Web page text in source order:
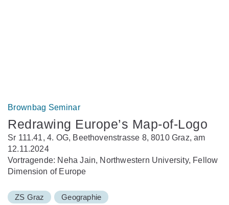
Brownbag Seminar
Redrawing Europe’s Map-of-Logo
Sr 111.41, 4. OG, Beethovenstrasse 8, 8010 Graz, am
12.11.2024
Vortragende: Neha Jain, Northwestern University, Fellow
Dimension of Europe
ZS Graz Geographie